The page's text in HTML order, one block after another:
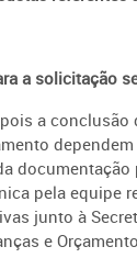
a solicitação
a conclusão
documentação
pela equipe
junto à
e Orçamento.